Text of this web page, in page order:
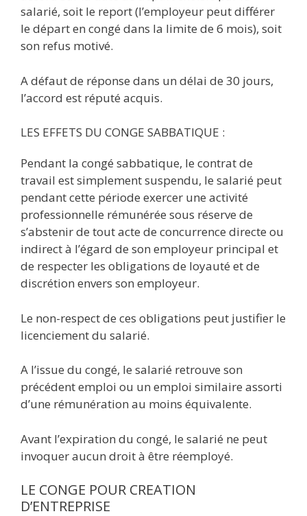
salarié, soit le report (l’employeur peut différer
le départ en congé dans la limite de 6 mois), soit
son refus motivé.
A défaut de réponse dans un délai de 30 jours,
l’accord est réputé acquis.
LES EFFETS DU CONGE SABBATIQUE :
Pendant la congé sabbatique, le contrat de
travail est simplement suspendu, le salarié peut
pendant cette période exercer une activité
professionnelle rémunérée sous réserve de
s’abstenir de tout acte de concurrence directe ou
indirect à l’égard de son employeur principal et
de respecter les obligations de loyauté et de
discrétion envers son employeur.
Le non-respect de ces obligations peut justifier le
licenciement du salarié.
A l’issue du congé, le salarié retrouve son
précédent emploi ou un emploi similaire assorti
d’une rémunération au moins équivalente.
Avant l’expiration du congé, le salarié ne peut
invoquer aucun droit à être réemployé.
LE CONGE POUR CREATION
D’ENTREPRISE